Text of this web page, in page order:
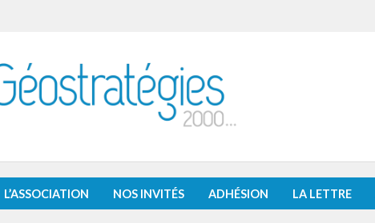
L’ASSOCIATION NOS INVITÉS ADHÉSION LA LETTRE